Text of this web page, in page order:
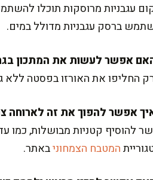
עגבניות מרוסקות תוכלו
ברסק עגבניות מדולל במים.
החליפו את האורזו בפסטה
להוסיף קטניות מבושלות, כמו
המטבח הצמחוניבאתר.